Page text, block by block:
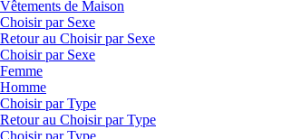
Vêtements de Maison
Choisir par Sexe
Retour au Choisir par Sexe
Choisir par Sexe
Femme
Homme
Choisir par Type
Retour au Choisir par Type
Choisir par Type